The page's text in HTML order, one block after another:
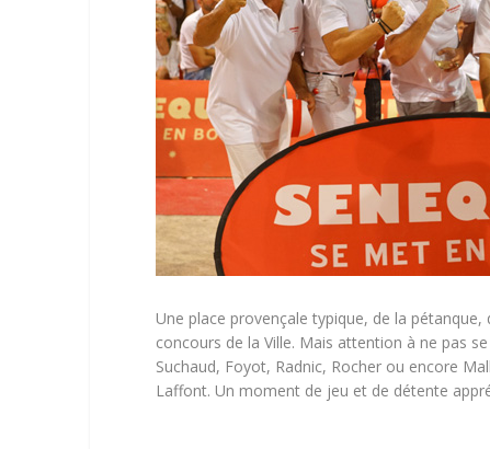
Une place provençale typique, de la
concours de la Ville. Mais attention à ne pas
Suchaud, Foyot, Radnic, Rocher ou encore
Laffont. Un moment de jeu et de détente